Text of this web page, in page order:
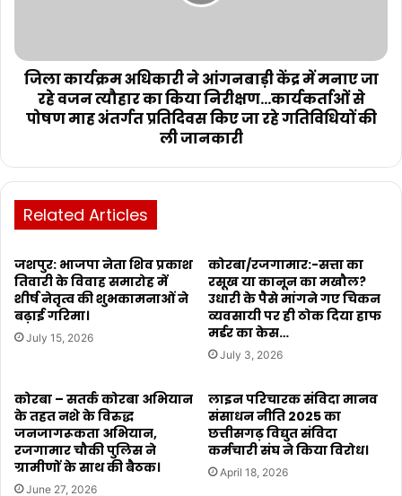
जिला कार्यक्रम अधिकारी ने आंगनबाड़ी केंद्र में मनाए जा
रहे वजन त्यौहार का किया निरीक्षण...कार्यकर्ताओं से
पोषण माह अंतर्गत प्रतिदिवस किए जा रहे गतिविधियों की
ली जानकारी
Related Articles
जशपुर: भाजपा नेता शिव प्रकाश
तिवारी के विवाह समारोह में
शीर्ष नेतृत्व की शुभकामनाओं ने
बढ़ाई गरिमा।
July 15, 2026
कोरबा/रजगामार:-सत्ता का
रसूख या कानून का मखौल?
उधारी के पैसे मांगने गए चिकन
व्यवसायी पर ही ठोक दिया हाफ
मर्डर का केस…
July 3, 2026
कोरबा – सतर्क कोरबा अभियान
के तहत नशे के विरुद्ध
जनजागरूकता अभियान,
रजगामार चौकी पुलिस ने
ग्रामीणों के साथ की बैठक।
June 27, 2026
लाइन परिचारक संविदा मानव
संसाधन नीति 2025 का
छत्तीसगढ़ विद्युत संविदा
कर्मचारी संघ ने किया विरोध।
April 18, 2026